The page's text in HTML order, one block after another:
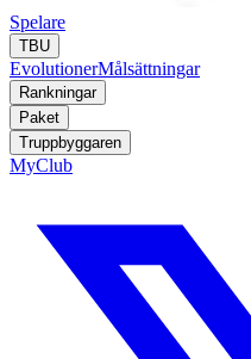
Spelare
TBU
EvolutionerMålsättningar
Rankningar
Paket
Truppbyggaren
MyClub